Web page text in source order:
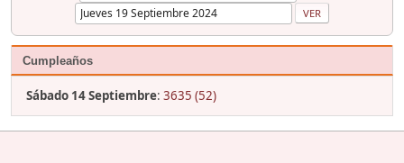
Cumpleaños
Sábado 14 Septiembre: 3635 (52)